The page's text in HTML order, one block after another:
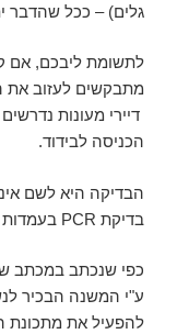
גלים) – ככל
לתשומת ליבכם, אם
מתבקשים לעזוב את
דיירי מעונות
הכניסה לבידוד.
הבדיקה היא לשם
בדיקת PCR בעמדות
כפי שנכתב במכתב
ע"י המשנה הבכיר
להפעיל את מתכונת